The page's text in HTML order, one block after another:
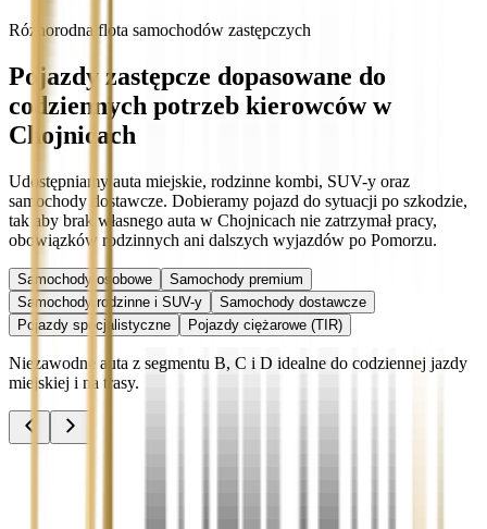
Różnorodna flota samochodów zastępczych
Pojazdy zastępcze dopasowane do
codziennych potrzeb kierowców w
Chojnicach
Udostępniamy auta miejskie, rodzinne kombi, SUV-y oraz
samochody dostawcze. Dobieramy pojazd do sytuacji po szkodzie,
tak aby brak własnego auta w Chojnicach nie zatrzymał pracy,
obowiązków rodzinnych ani dalszych wyjazdów po Pomorzu.
Samochody osobowe
Samochody premium
Samochody rodzinne i SUV-y
Samochody dostawcze
Pojazdy specjalistyczne
Pojazdy ciężarowe (TIR)
Niezawodne auta z segmentu B, C i D idealne do codziennej jazdy
miejskiej i na trasy.